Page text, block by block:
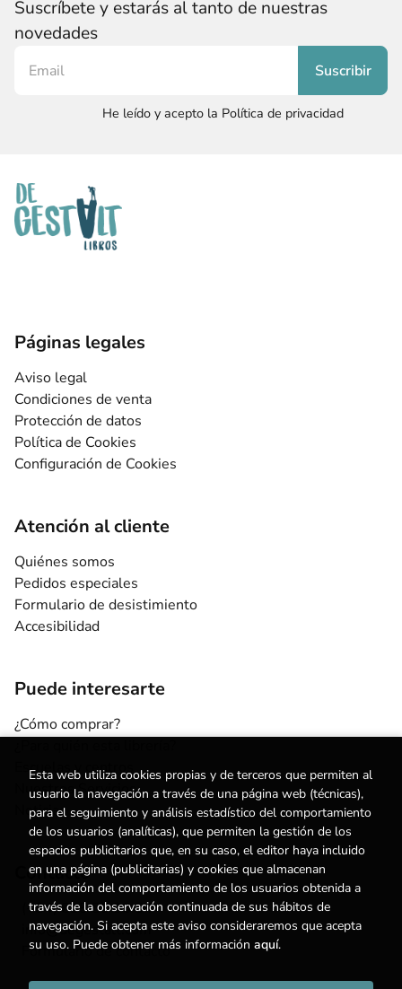
Suscríbete y estarás al tanto de nuestras
novedades
He leído y acepto la Política de privacidad
Páginas legales
Aviso legal
Condiciones de venta
Protección de datos
Política de Cookies
Configuración de Cookies
Atención al cliente
Quiénes somos
Pedidos especiales
Formulario de desistimiento
Accesibilidad
Puede interesarte
¿Cómo comprar?
Escuelas y centros
Nuestros Servicios
Noticias
Contacto
(+34) 615 55 96 54
info@degestalt.com
Formulario de contacto
Esta web utiliza cookies propias y de terceros que permiten al
usuario la navegación a través de una página web (técnicas),
para el seguimiento y análisis estadístico del comportamiento
de los usuarios (analíticas), que permiten la gestión de los
espacios publicitarios que, en su caso, el editor haya incluido
en una página (publicitarias) y cookies que almacenan
información del comportamiento de los usuarios obtenida a
través de la observación continuada de sus hábitos de
navegación. Si acepta este aviso consideraremos que acepta
su uso. Puede obtener más información aquí.